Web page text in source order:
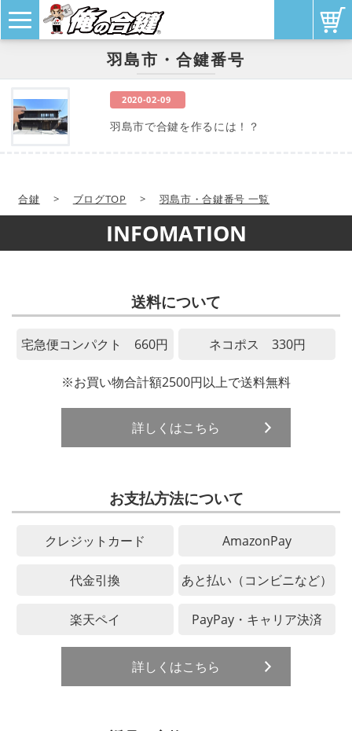
羽島市・合鍵番号
2020-02-09
羽島市で合鍵を作るには！？
合鍵 > ブログTOP > 羽島市・合鍵番号 一覧
INFOMATION
送料について
宅急便コンパクト 660円 ネコポス 330円
※お買い物合計額2500円以上で送料無料
詳しくはこちら
お支払方法について
クレジットカード AmazonPay
代金引換 あと払い（コンビニなど）
楽天ペイ PayPay・キャリア決済
詳しくはこちら